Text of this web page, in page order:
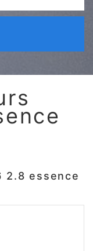
2.8 essence